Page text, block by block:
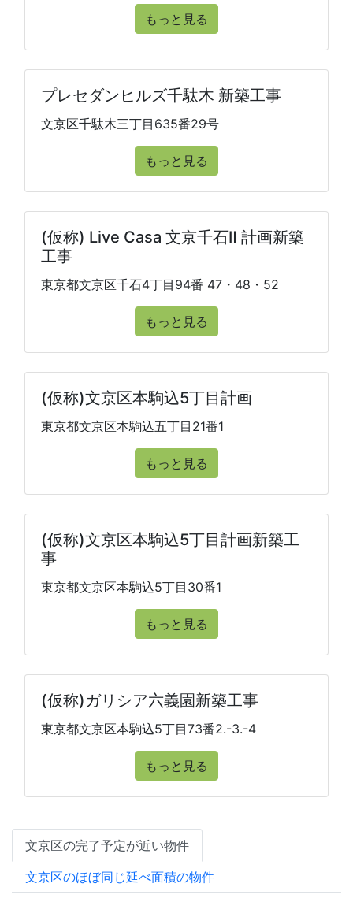
もっと見る
プレセダンヒルズ千駄木 新築工事
文京区千駄木三丁目635番29号
もっと見る
(仮称) Live Casa 文京千石Ⅱ 計画新築
工事
東京都文京区千石4丁目94番 47・48・52
もっと見る
(仮称)文京区本駒込5丁目計画
東京都文京区本駒込五丁目21番1
もっと見る
(仮称)文京区本駒込5丁目計画新築工
事
東京都文京区本駒込5丁目30番1
もっと見る
(仮称)ガリシア六義園新築工事
東京都文京区本駒込5丁目73番2.-3.-4
もっと見る
文京区の完了予定が近い物件
文京区のほぼ同じ延べ面積の物件